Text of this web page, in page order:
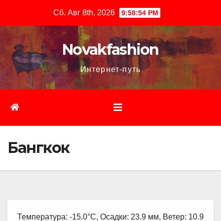
содержимому
Сб. Авг 8th, 2026 9:58:55 PM
Novakfashion
Интернет-путь
Бангкок
Температура: -15.0°C, Осадки: 23.9 мм, Ветер: 10.9